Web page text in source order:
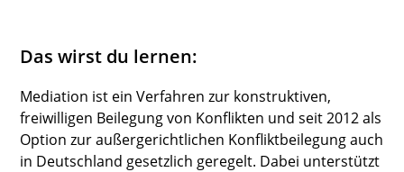
Das wirst du lernen:
Mediation ist ein Verfahren zur konstruktiven,
freiwilligen Beilegung von Konflikten und seit 2012 als
Option zur außergerichtlichen Konfliktbeilegung auch
in Deutschland gesetzlich geregelt. Dabei unterstützt